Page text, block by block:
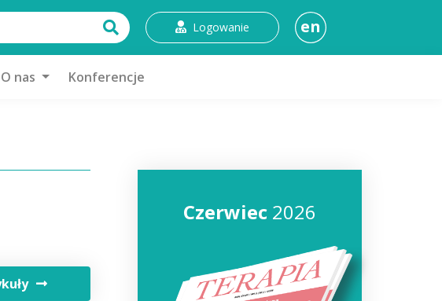
Logowanie en
O nas Konferencje
Czerwiec 2026